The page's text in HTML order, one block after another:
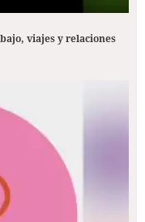
viajes y relaciones